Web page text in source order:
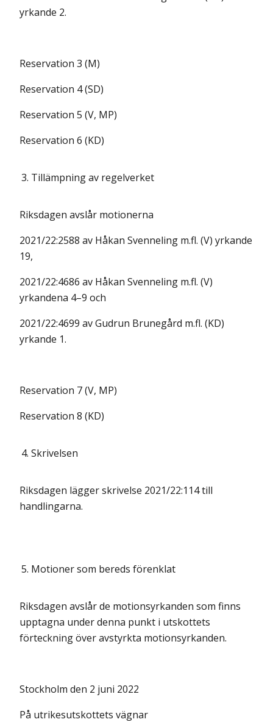
yrkande 2.
Reservation 3 (M)
Reservation 4 (SD)
Reservation 5 (V, MP)
Reservation 6 (KD)
3. Tillämpning av regelverket
Riksdagen avslår motionerna
2021/22:2588 av Håkan Svenneling m.fl. (V) yrkande
19,
2021/22:4686 av Håkan Svenneling m.fl. (V)
yrkandena 4–9 och
2021/22:4699 av Gudrun Brunegård m.fl. (KD)
yrkande 1.
Reservation 7 (V, MP)
Reservation 8 (KD)
4. Skrivelsen
Riksdagen lägger skrivelse 2021/22:114 till
handlingarna.
5. Motioner som bereds förenklat
Riksdagen avslår de motionsyrkanden som finns
upptagna under denna punkt i utskottets
förteckning över avstyrkta motionsyrkanden.
Stockholm den 2 juni 2022
På utrikesutskottets vägnar